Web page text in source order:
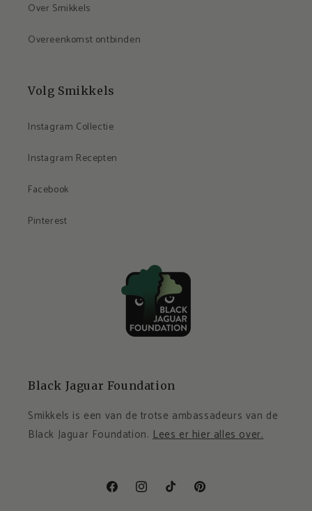
Over Smikkels
Overeenkomst ontbinden
Volg Smikkels
Instagram Collectie
Instagram Recepten
Facebook
Pinterest
Black Jaguar Foundation
Smikkels is een van de trotse ambassadeurs van de
Black Jaguar Foundation.Lees er hier alles over.
FacebookInstagramTikTok Pinterest